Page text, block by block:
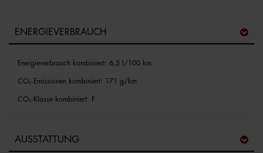
ENERGIEVERBRAUCH
Energieverbrauch kombiniert: 6,5 l/100 km
CO₂-Emissionen kombiniert: 171 g/km
CO₂-Klasse kombiniert: F
AUSSTATTUNG